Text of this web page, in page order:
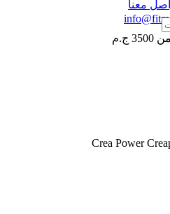
3500 ج.م
معنا
Crea Power